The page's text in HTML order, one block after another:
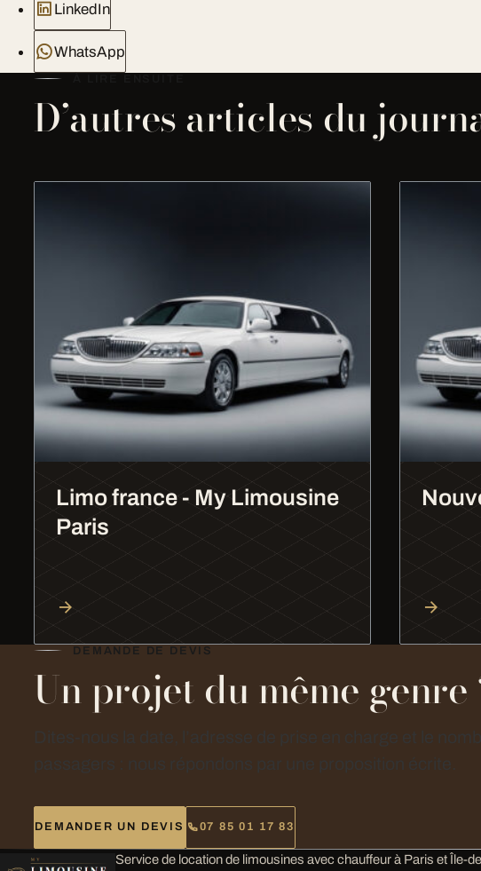
LinkedIn
WhatsApp
D’autres articles du
Limo france - My Limousine
Paris
DEMANDE DE DEVIS
Un projet du même genre
DEMANDER UN DEVIS 07 85 01 17 83
Service de location de limousines avec chauffeur à Paris et Île-